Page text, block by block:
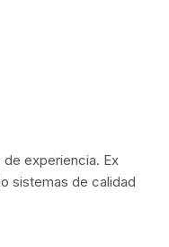
de experiencia. Ex
sistemas de calidad